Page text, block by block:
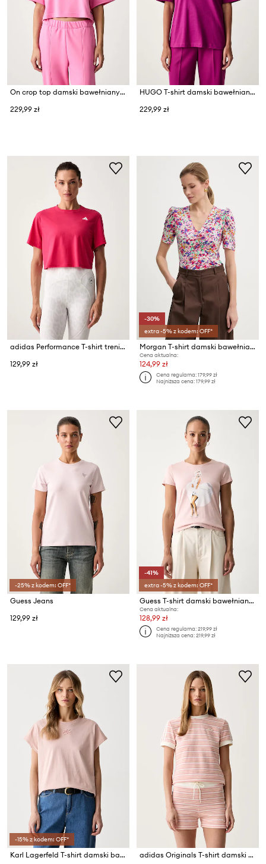
On crop top damski bawełniany Club Boxy
229,99 zł
HUGO T-shirt damski bawełniany Dashire_5
229,99 zł
adidas Performance T-shirt treningowy damski Essentials
129,99 zł
-30%
extra -5% z kodem: OFF*
Morgan T-shirt damski bawełniany
Cena aktualna:
124,99 zł
Cena regularna:179,99 zł
Najniższa cena:179,99 zł
-25% z kodem: OFF*
Guess Jeans
129,99 zł
-41%
extra -5% z kodem: OFF*
Guess T-shirt damski bawełniany MARILYN MONROE
Cena aktualna:
128,99 zł
Cena regularna:219,99 zł
Najniższa cena:219,99 zł
-15% z kodem: OFF*
Karl Lagerfeld T-shirt damski bawełniany
adidas Originals T-shirt damski z wiskozą